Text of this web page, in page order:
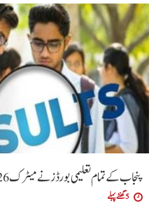
پنجاب کے تمام تعلیمی بورڈ ز نے میٹرک 2026 کے نتائج کا اعلان کردیا
5 گھنٹے پہلے